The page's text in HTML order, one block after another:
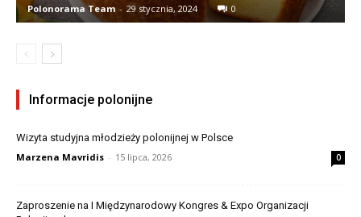
Polonorama Team - 29 stycznia, 2024 0
Informacje polonijne
Wizyta studyjna młodzieży polonijnej w Polsce
Marzena Mavridis - 15 lipca, 2026 0
Zaproszenie na I Międzynarodowy Kongres & Expo Organizacji